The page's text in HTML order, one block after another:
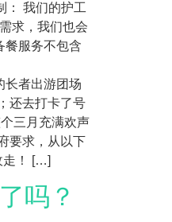
： 我们的护工
求，我们也会
餐服务不包含
长者出游团场
还去打卡了号
三月充满欢声
要求，从以下
走！ […]
吗？